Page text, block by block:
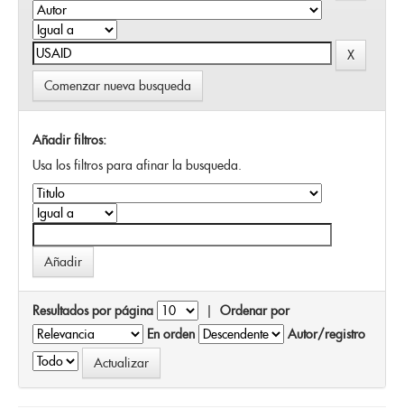
Comenzar nueva busqueda
Añadir filtros:
Usa los filtros para afinar la busqueda.
Resultados por página | Ordenar por
En orden
Autor/registro